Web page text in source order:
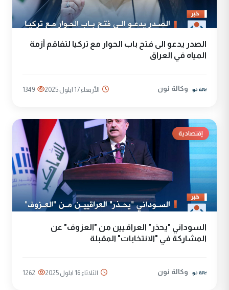
الصدر يدعو الى فتح باب الحوار مع تركيا لتفاقم أزمة
المياه في العراق
وكالة نون الأربعاء 17 ايلول 2025 1349
إقتصادية
السوداني "يحذر" العراقيين من "العزوف" عن
المشاركة في "الانتخابات" المقبلة
وكالة نون الثلاثاء 16 ايلول 2025 1262